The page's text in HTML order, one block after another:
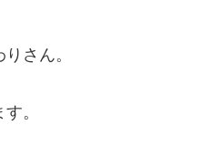
さん。
。